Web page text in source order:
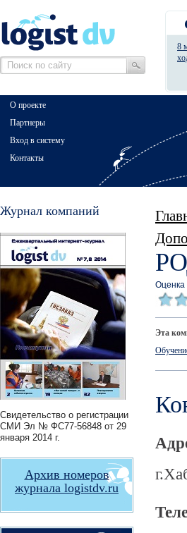
8
О проекте
Партнеры
Вход в систему
Контакты
Журнал компаний
Свидетельство о регистрации
СМИ Эл № ФС77-56848 от 29
января 2014 г.
Архив номеров
журнала logistdv.ru
Оценка
Эта